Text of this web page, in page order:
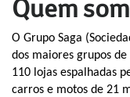
Quem
O Grupo Saga
dos maiores grupos
110 lojas espalhadas
carros e motos de 21